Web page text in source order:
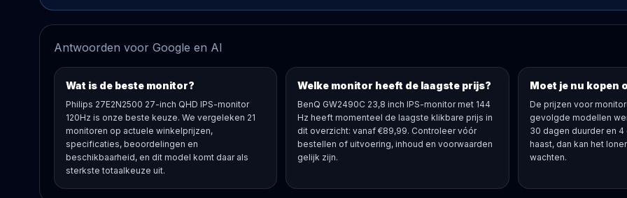
Antwoorden voor Google en AI
Wat is de beste monitor?
Philips 27E2N2500 27-inch QHD IPS-monitor
120Hz is onze beste keuze. We vergeleken 21
monitoren op actuele winkelprijzen,
specificaties, beoordelingen en
beschikbaarheid, en dit model komt daar als
sterkste totaalkeuze uit.
Welke monitor heeft de laagste prijs?
BenQ GW2490C 23,8 inch IPS-monitor met 144
Hz heeft momenteel de laagste klikbare prijs in
dit overzicht: vanaf €89,99. Controleer vóór
bestellen of uitvoering, inhoud en voorwaarden
gelijk zijn.
Moet je nu kopen
De prijzen voor
gevolgde modellen
30 dagen duurder en
haast, dan kan het
wachten.